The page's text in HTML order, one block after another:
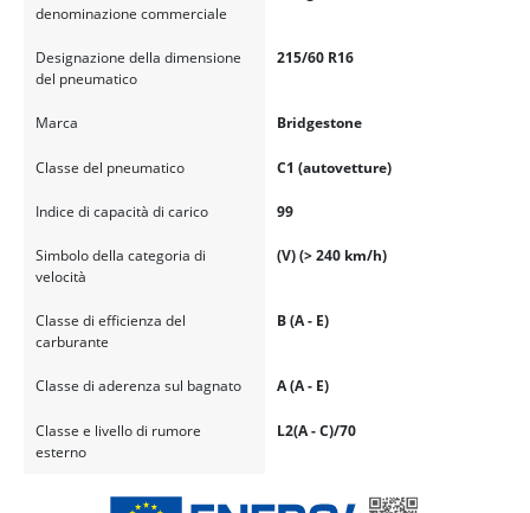
denominazione commerciale
Designazione della dimensione
del pneumatico
215/60 R16
Marca Bridgestone
Classe del pneumatico C1 (autovetture)
Indice di capacità di carico 99
Simbolo della categoria di
velocità
(V) (> 240 km/h)
Classe di efficienza del
carburante
B (A - E)
Classe di aderenza sul bagnato A (A - E)
Classe e livello di rumore
esterno
L2(A - C)/70